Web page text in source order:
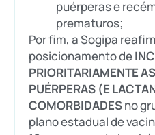
puérperas e
prematuros;
Por fim, a Sogipa
posicionamento de
PRIORITARIAMENTE
PUÉRPERAS (E
COMORBIDADESno
plano estadual de